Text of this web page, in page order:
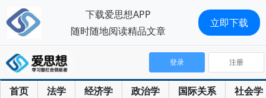
首页 法学 经济学 政治学 国际关系 社会学
登录 注册
下载爱思想APP
随时随地阅读精品文章
立即下载